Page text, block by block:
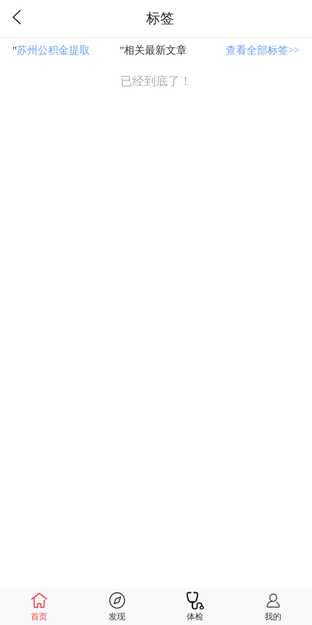
标签
"苏州公积金提取 "相关最新文章 查看全部标签>>
已经到底了！
首页 发现 体检 我的